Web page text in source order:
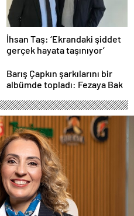
İhsan Taş: ‘Ekrandaki şiddet
gerçek hayata taşınıyor’
Barış Çapkın şarkılarını bir
albümde topladı: Fezaya Bak